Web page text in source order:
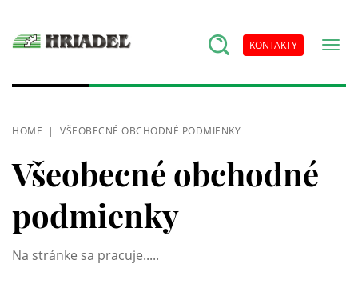
KONTAKTY
HOME VŠEOBECNÉ OBCHODNÉ PODMIENKY
Všeobecné obchodné
podmienky
Na stránke sa pracuje.....